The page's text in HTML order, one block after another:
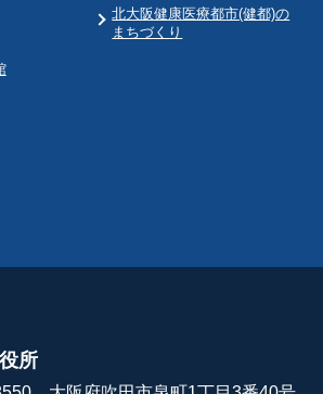
北大阪健康医療都市(健都)の
まちづくり
所